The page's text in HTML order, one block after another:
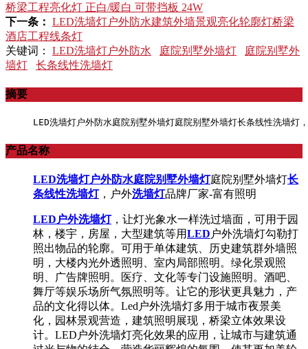
桥梁工程亮化灯 正白/暖白 可带挡板 24W
下一条： LED洗墙灯户外防水建筑外墙景观亮化轮廓灯桥梁
酒店工程线条灯
关键词： LED洗墙灯户外防水 庭院别墅外墙灯
庭院别墅外
墙灯
长条线性洗墙灯
摘要
LED洗墙灯户外防水庭院别墅外墙灯庭院别墅外墙灯长条线性洗墙
产品名称
LED洗墙灯户外防水庭院别墅外墙灯庭院别墅外墙灯长
条线性洗墙灯，户外洗墙灯品牌厂家-富有照明
LED户外洗墙灯，让灯光象水一样洗过墙面，可用于园
林，楼宇，房屋，大型建筑等用LED 户外洗墙灯勾勒打
照出物品的轮廓。可用于单体建筑、历史建筑群外墙照
明，大楼内光外透照明、室内局部照明。绿化景观照
明、广告牌照明。医疗、文化等专门设施照明。酒吧、
舞厅等娱乐场所气氛照明等。让它的形状更具魅力，产
品的文化得以体。Led户外洗墙灯多用于城市夜景美
化，园林景观营造，建筑照明展现，桥梁立体效果设
计。LED户外洗墙灯亮化效果的应用，让城市与建筑通